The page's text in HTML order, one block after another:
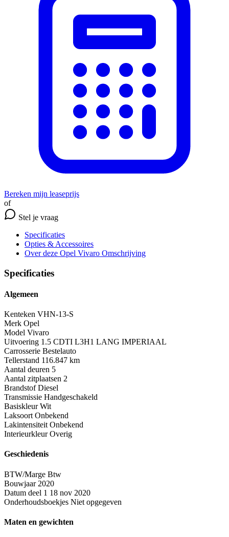
Bereken mijn leaseprijs
of
Stel je vraag
Specificaties
Opties & Accessoires
Over deze Opel Vivaro Omschrijving
Specificaties
Algemeen
Kenteken VHN-13-S
Merk Opel
Model Vivaro
Uitvoering 1.5 CDTI L3H1 LANG IMPERIAAL
Carrosserie Bestelauto
Tellerstand 116.847 km
Aantal deuren 5
Aantal zitplaatsen 2
Brandstof Diesel
Transmissie Handgeschakeld
Basiskleur Wit
Laksoort Onbekend
Lakintensiteit Onbekend
Interieurkleur Overig
Geschiedenis
BTW/Marge Btw
Bouwjaar 2020
Datum deel 1 18 nov 2020
Onderhoudsboekjes Niet opgegeven
Maten en gewichten